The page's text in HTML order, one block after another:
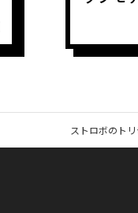
ストロボのト